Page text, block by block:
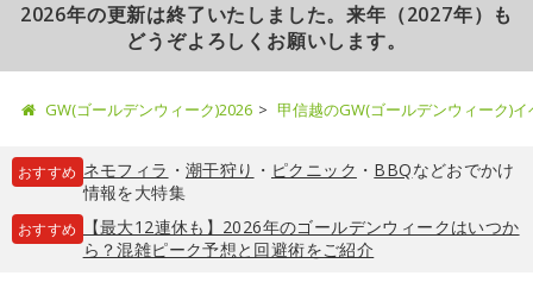
2026年の更新は終了いたしました。来年（2027年）も
どうぞよろしくお願いします。
GW(ゴールデンウィーク)2026 甲信越のGW(ゴールデンウィーク)
おすすめ ネモフィラ ・ 潮干狩り ・ ピクニック ・ BBQなどおでかけ
情報を大特集
おすすめ
【最大12連休も】2026年のゴールデンウィークはいつか
ら？混雑ピーク予想と回避術をご紹介